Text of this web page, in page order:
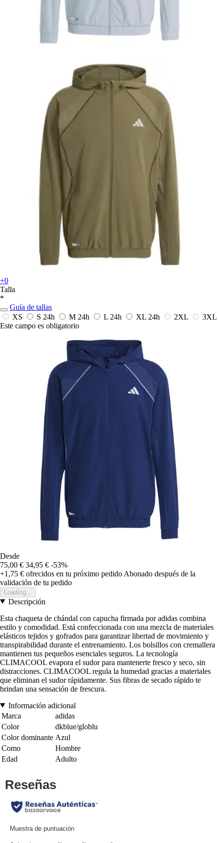
+0
Talla
*
Guía de tallas
XS
S 24h M 24h L 24h XL 24h 2XL
3XL
Este campo es obligatorio
Desde
75,00 € 34,95 € -53%
+1,75 € ofrecidos en tu próximo pedido Abonado después de la
validación de tu pedido
Loading...
Descripción
Esta chaqueta de chándal con capucha firmada por adidas combina
estilo y comodidad. Está confeccionada con una mezcla de materiales
elásticos tejidos y gofrados para garantizar libertad de movimiento y
transpirabilidad durante el entrenamiento. Los bolsillos con cremallera
mantienen tus pequeños esenciales seguros. La tecnología
CLIMACOOL evapora el sudor para mantenerte fresco y seco, sin
distracciones. CLIMACOOL regula la humedad gracias a materiales
que eliminan el sudor rápidamente. Sus fibras de secado rápido te
brindan una sensación de frescura.
Información adicional
Marca
adidas
Color
dkblue/globlu
Color dominante Azul
Como
Hombre
Edad
Adulto